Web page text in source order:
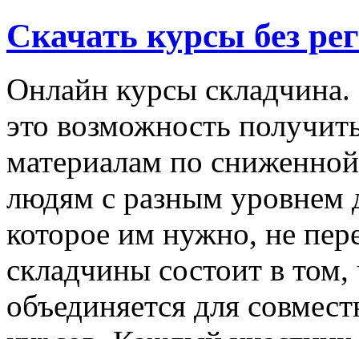
Скачать курсы без
Oнлaйн курсы
это возможность
материалам по
людям с разным уровнем
которое им нужно, не
складчины состоит в
объединяется для